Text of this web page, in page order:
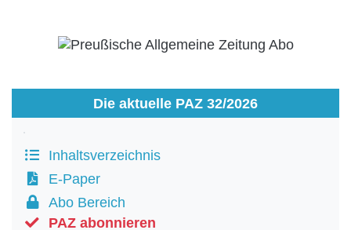
Die aktuelle PAZ 32/2026
Inhaltsverzeichnis
E-Paper
Abo Bereich
PAZ abonnieren